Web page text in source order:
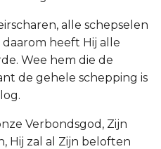
alle schepselen
heeft Hij alle
Wee hem die de
de gehele schepping is
Verbondsgod, Zijn
Hij zal al Zijn beloften